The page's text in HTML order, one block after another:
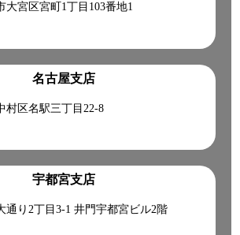
大宮区宮町1丁目103番地1
名古屋支店
村区名駅三丁目22-8
宇都宮支店
通り2丁目3-1 井門宇都宮ビル2階